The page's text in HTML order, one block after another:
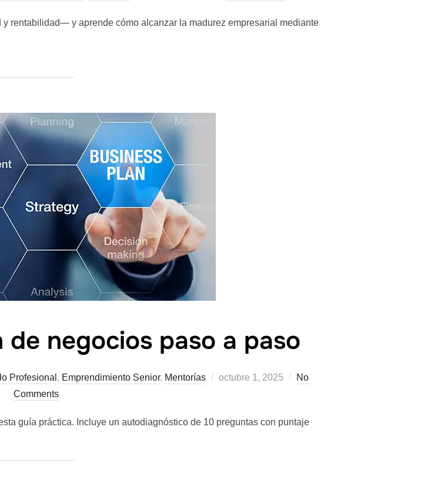
rentabilidad— y aprende cómo alcanzar la madurez empresarial mediante
negocios paso a paso
Profesional , Emprendimiento Senior, Mentorías octubre 1, 2025
No
Comments
guía práctica. Incluye un autodiagnóstico de 10 preguntas con puntaje